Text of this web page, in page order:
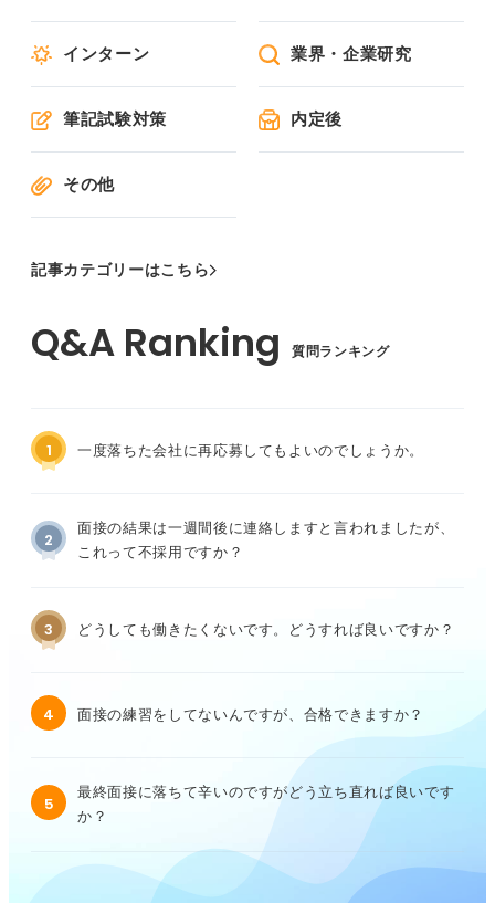
インターン 業界・企業研究
筆記試験対策 内定後
その他
記事カテゴリーはこちら
質問ランキング
1 一度落ちた会社に再応募してもよいのでしょうか。
2
面接の結果は一週間後に連絡しますと言われましたが、
これって不採用ですか？
3 どうしても働きたくないです。どうすれば良いですか？
4 面接の練習をしてないんですが、合格できますか？
5
最終面接に落ちて辛いのですがどう立ち直れば良いです
か？